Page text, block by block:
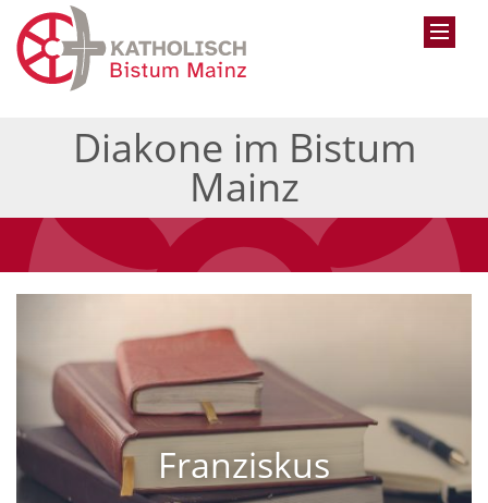
Diakone im Bistum
Mainz
Franziskus